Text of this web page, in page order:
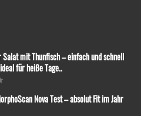
Salat mit Thunfisch – einfach und schnell
für heiße Tage..
Nova Test – absolut Fit im Jahr